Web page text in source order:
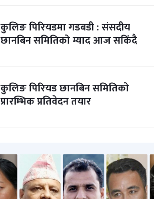
कुलिङ पिरियडमा गडबडी : संसदीय
छानबिन समितिको म्याद आज सकिंदै
कुलिङ पिरियड छानबिन समितिको
प्रारम्भिक प्रतिवेदन तयार